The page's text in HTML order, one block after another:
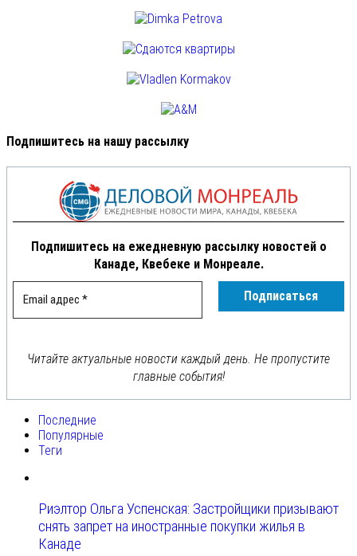
Подпишитесь на нашу рассылку
Подпишитесь на ежедневную рассылку новостей о
Канаде, Квебеке и Монреале.
Читайте актуальные новости каждый день. Не пропустите
главные события!
Последние
Популярные
Теги
Риэлтор Ольга Успенская: Застройщики призывают
снять запрет на иностранные покупки жилья в
Канаде